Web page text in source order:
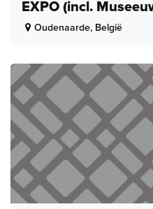
EXPO (incl.
Oudenaarde, België